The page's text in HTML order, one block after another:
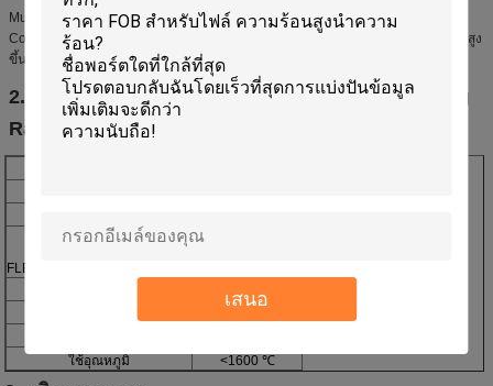
เสนอ
Mullite เป็นวัสดุที่ดีเยี่ยมเนื่องจากมีเสถียรภาพและทนต่ออุณหภูมิสูง มันคล้ายกับ
Cordierite แม้ว่าจะไม่ดีเท่าฉนวนและมีค่าสัมประสิทธิ์การขยายตัวทางความร้อนที่สูง
ขึ้น โดยปกติจะใช้ในชิ้นส่วนแลกเปลี่ยนความร้อนและฉนวนไฟฟ้า
2. Deatails สำหรับถาดเตาเผาทนไฟสำหรับ Sintering
Rare Earth ผงและรงควัตถุ
อุณหภูมิห้อง
FLEXURAL STRENGTH (MPA)
> 60
ความได้เปรียบ
ใช้อุณหภูมิ
<1600 ℃